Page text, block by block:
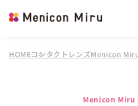
HOMEコンタクトレンズMenicon
Menicon Miru